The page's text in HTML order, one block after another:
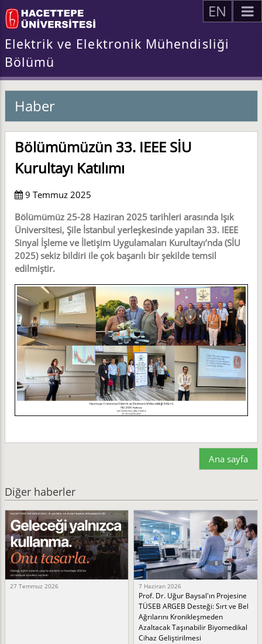
EN
Elektrik ve Elektronik Mühendisliği
Bölümü
Haber
Bölümümüzün 33. IEEE SİU
Kurultayı Katılımı
9 Temmuz 2025
Bölümümüz 25-28 Haziran 2025 tarihleri arasında Işık
Üniversitesi, Şile İstanbul yerleşkesinde yapılan 33. IEEE
Sinyal İşleme ve İletişim Uygulamaları Kurultayı’nda (SİU
2025) sekiz bildiri ile çok başarılı bir şekilde temsil
edilmiştir.
Ana sayfa
Diğer haberler
27 Temmuz 2026 7 Haziran 2026
Prof. Dr. Uğur Baysal'ın Projesine
TÜSEB ARGEB Desteği: Sırt ve Bel
Ağrılarını Kronikleşmeden
Azaltacak Taşınabilir Biyomedikal
Cihaz Geliştirilmesi